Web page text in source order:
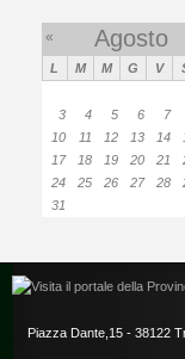
« Agosto
L M M G V
3
4 5 6 7
10
11 12 13 14
17
18 19 20 21
24
25 26 27 28
31
Piazza Dante,15 - 38122